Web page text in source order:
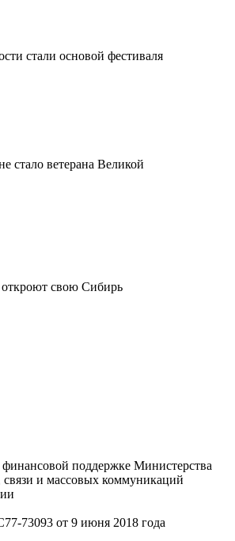
стали основой фестиваля
стало ветерана Великой
свою Сибирь
поддержке Министерства
связи и массовых коммуникаций
73093 от 9 июня 2018 года